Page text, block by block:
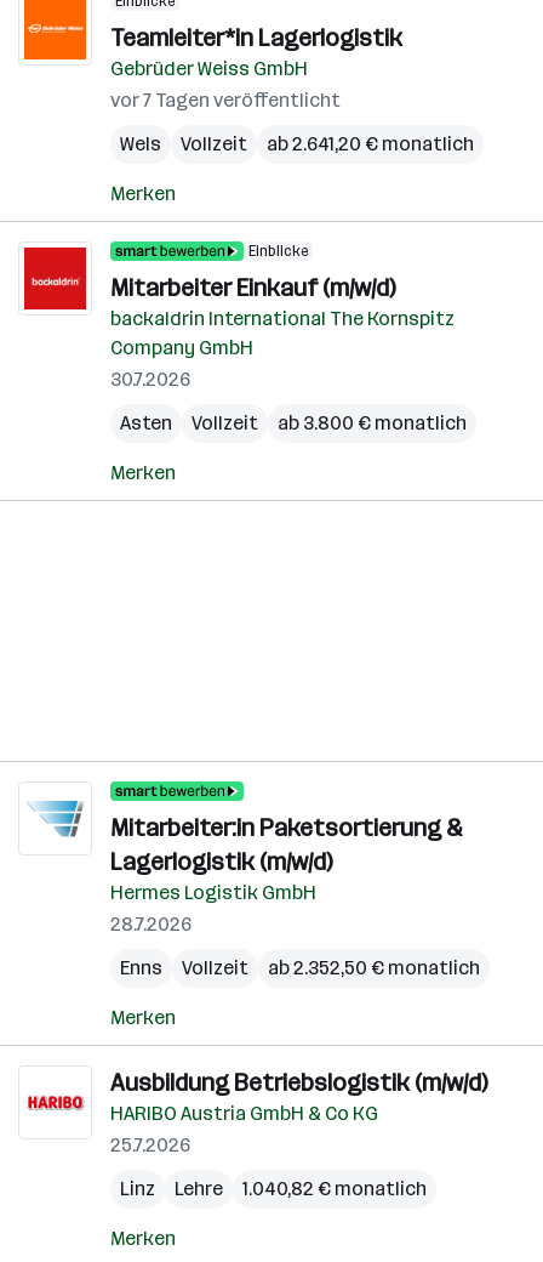
Teamleiter*in Lagerlogistik
Gebrüder Weiss GmbH
vor 7 Tagen veröffentlicht
Wels
Vollzeit ab 2.641,20 € monatlich
Merken
Einblicke
Mitarbeiter Einkauf (m/w/d)
backaldrin International The Kornspitz
Company GmbH
30.7.2026
Asten
Vollzeit ab 3.800 € monatlich
Merken
Mitarbeiter:in Paketsortierung &
Lagerlogistik (m/w/d)
Hermes Logistik GmbH
28.7.2026
Enns
Vollzeit ab 2.352,50 € monatlich
Merken
Ausbildung Betriebslogistik (m/w/d)
HARIBO Austria GmbH & Co KG
25.7.2026
Linz
Lehre 1.040,82 € monatlich
Merken